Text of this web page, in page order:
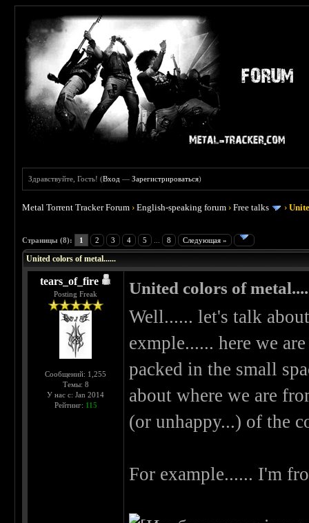
Здравствуйте, Гость! (Вход —Зарегистрироваться)
Metal Torrent Tracker Forum ›English-speaking forum ›Free talks ›
Страницы (8): 1 2 3 4 5 8 Следующая »
United colors of metal......
tears_of_fire
Posting Freak
Сообщений: 1,255
Темы: 8
У нас с: Jan 2014
Рейтинг: 115
United colors of
Well...... let's talk
exmple...... here we
packed in the small
about where we are
(or unhappy...) of the
For example...... I'm